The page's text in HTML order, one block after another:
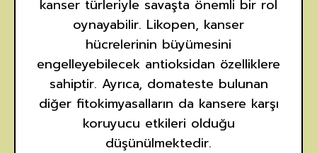
kanser türleriyle savaşta önemli bir rol
oynayabilir. Likopen, kanser
hücrelerinin büyümesini
engelleyebilecek antioksidan özelliklere
sahiptir. Ayrıca, domateste bulunan
diğer fitokimyasalların da kansere karşı
koruyucu etkileri olduğu
düşünülmektedir.